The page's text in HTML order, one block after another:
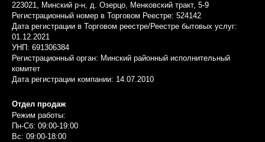
223021, Минский р-н, д. Озерцо, Менковский тракт, 5-9
Регистрационный номер в Торговом Реестре: 524142
Дата регистрации в Торговом реестре/Реестре бытовых услуг:
01.12.2021
УНП: 691306384
Регистрационный орган: Минский районный исполнительный
комитет
Дата регистрации компании: 14.07.2010
Отдел продаж
Режим работы:
Пн-Сб: 09:00-19:00
Вс: 09:00-18:00